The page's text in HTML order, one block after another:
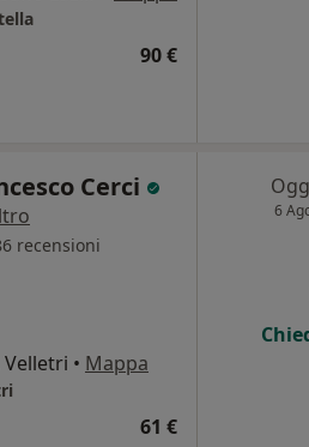
90 €
Cerci
recensioni
• Mappa
61 €
6